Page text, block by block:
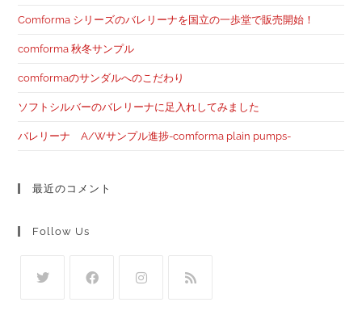
Comforma シリーズのバレリーナを国立の一歩堂で販売開始！
comforma 秋冬サンプル
comformaのサンダルへのこだわり
ソフトシルバーのバレリーナに足入れしてみました
バレリーナ A/Wサンプル進捗-comforma plain pumps-
最近のコメント
Follow Us